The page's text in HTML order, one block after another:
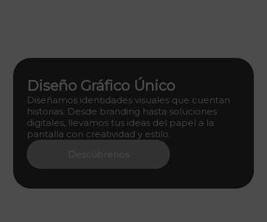
Diseño Gráfico Único
Diseñamos identidades visuales que cuentan
historias. Desde branding hasta soluciones
digitales, llevamos tus ideas del papel a la
pantalla con creatividad y estilo.
Descúbrenos